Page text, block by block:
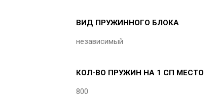
ВИД ПРУЖИННОГО БЛОКА
независимый
КОЛ-ВО ПРУЖИН НА 1 СП МЕСТО
800